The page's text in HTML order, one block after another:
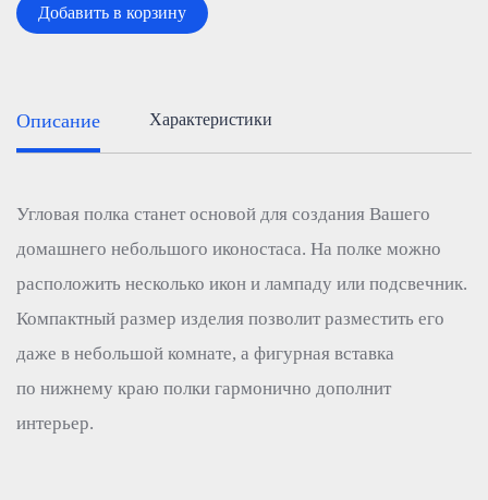
Добавить в корзину
Описание Характеристики
Угловая полка станет основой для создания Вашего
домашнего небольшого иконостаса. На полке можно
расположить несколько икон и лампаду или подсвечник.
Компактный размер изделия позволит разместить его
даже в небольшой комнате, а фигурная вставка
по нижнему краю полки гармонично дополнит
интерьер.